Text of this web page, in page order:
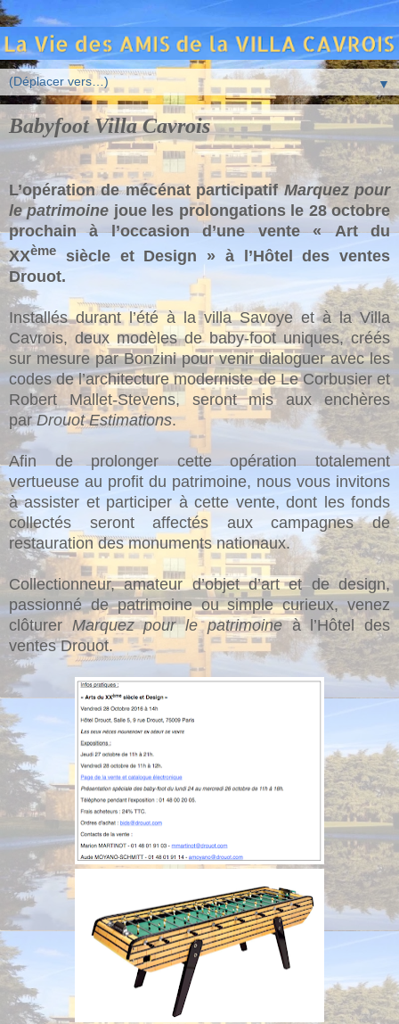
▼
Babyfoot Villa Cavrois
L’opération de mécénat participatifMarquez pour
le patrimoine joue les prolongations le 28 octobre
prochain à l’occasion d’une vente « Art du
XXème siècle et Design » à l’Hôtel des ventes
Drouot.
Installés durant l’été à la villa Savoye et à la Villa
Cavrois, deux modèles de baby-foot uniques, créés
sur mesure par Bonzini pour venir dialoguer avec les
codes de l’architecture moderniste de Le Corbusier et
Robert Mallet-Stevens, seront mis aux enchères
parDrouot Estimations.
Afin de prolonger cette opération totalement
vertueuse au profit du patrimoine, nous vous invitons
à assister et participer à cette vente, dont les fonds
collectés seront affectés aux campagnes de
restauration des monuments nationaux.
Collectionneur, amateur d’objet d’art et de design,
passionné de patrimoine ou simple curieux, venez
clôturer Marquez pour le patrimoineà l’Hôtel des
ventes Drouot.